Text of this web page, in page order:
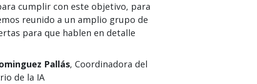
cumplir con este objetivo, para
reunido a un amplio grupo de
para que hablen en detalle
Pallás, Coordinadora del
de la IA